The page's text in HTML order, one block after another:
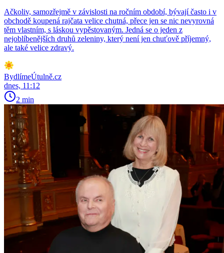
Ačkoliv, samozřejmě v závislosti na ročním období, bývají často i v
obchodě koupená rajčata velice chutná, přece jen se nic nevyrovná
těm vlastním, s láskou vypěstovaným. Jedná se o jeden z
nejoblíbenějších druhů zeleniny, který není jen chuťově příjemný,
ale také velice zdravý.
BydlímeÚtulně.cz
dnes, 11:12
2 min